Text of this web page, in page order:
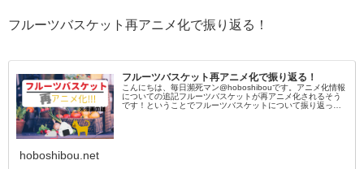
フルーツバスケット再アニメ化で振り返る！
フルーツバスケット再アニメ化で振り返る！
こんにちは、毎日瀕死マン@hoboshibouです。アニメ化情報
についての追記フルーツバスケットが再アニメ化されるそう
です！ということでフルーツバスケットについて振り返って
hoboshibou.net